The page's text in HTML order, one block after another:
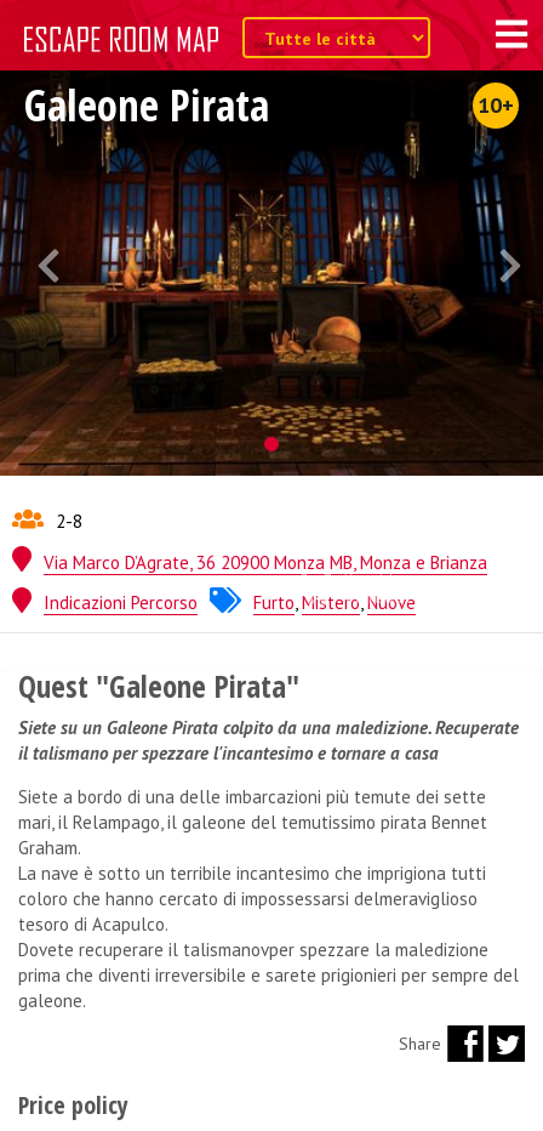
Galeone Pirata 10+
2-8
Via Marco D’Agrate, 36 20900 Monza MB, Monza e Brianza
Indicazioni Percorso
Furto,Mistero,Nuove
Quest from
TimeOut Fugacemente
Quest "Galeone Pirata"
Siete su un Galeone Pirata colpito da una maledizione. Recuperate
il talismano per spezzare l'incantesimo e tornare a casa
Siete a bordo di una delle imbarcazioni più temute dei sette
mari, il Relampago, il galeone del temutissimo pirata Bennet
Graham.
La nave è sotto un terribile incantesimo che imprigiona tutti
coloro che hanno cercato di impossessarsi delmeraviglioso
tesoro di Acapulco.
Dovete recuperare il talismanovper spezzare la maledizione
prima che diventi irreversibile e sarete prigionieri per sempre del
galeone.
Share
Price policy